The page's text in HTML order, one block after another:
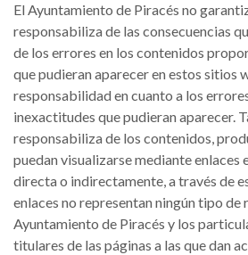
El Ayuntamiento de Piracés no
responsabiliza de las consecuencias
de los errores en los contenidos
que pudieran aparecer en estos sitios
responsabilidad en cuanto a los
inexactitudes que pudieran aparecer.
responsabiliza de los contenidos,
puedan visualizarse mediante enlaces
directa o indirectamente, a través de
enlaces no representan ningún tipo de
Ayuntamiento de Piracés y los
titulares de las páginas a las que dan